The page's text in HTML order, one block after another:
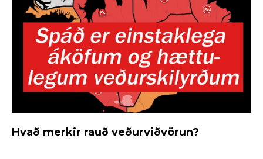
Hvað merkir rauð veðurviðvörun?